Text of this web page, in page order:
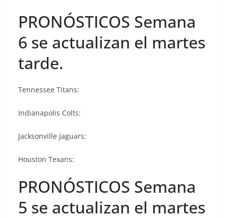
PRONÓSTICOS Semana
6 se actualizan el martes
tarde.
Tennessee Titans:
Indianapolis Colts:
Jacksonville Jaguars:
Houston Texans:
PRONÓSTICOS Semana
5 se actualizan el martes